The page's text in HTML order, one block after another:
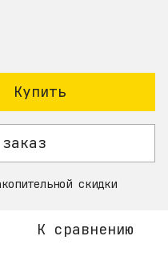
Купить
скидки
К сравнению